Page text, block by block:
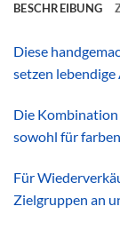
BESCHREIBUNG
Diese
setzen
Die Kombination
sowohl für
Für
Zielgruppen an